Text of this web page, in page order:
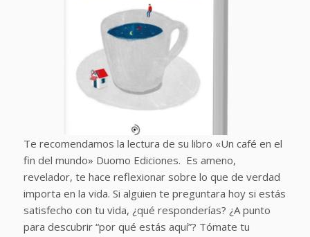
Te recomendamos la lectura de su libro «Un café en el
fin del mundo» Duomo Ediciones. Es ameno,
revelador, te hace reflexionar sobre lo que de verdad
importa en la vida. Si alguien te preguntara hoy si estás
satisfecho con tu vida, ¿qué responderías? ¿A punto
para descubrir “por qué estás aquí”? Tómate tu